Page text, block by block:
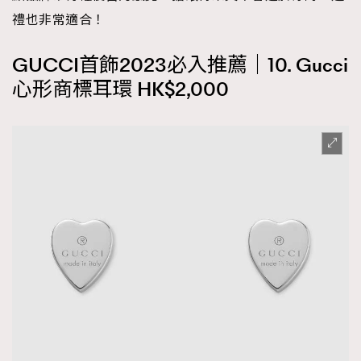
禮也非常適合！
GUCCI首飾2023必入推薦｜10. Gucci
心形商標耳環 HK$2,000